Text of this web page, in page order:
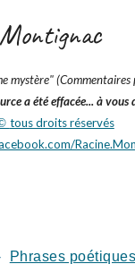
mystère"
a été effacée... à vous
tous droits réservés
Phrases poétiques